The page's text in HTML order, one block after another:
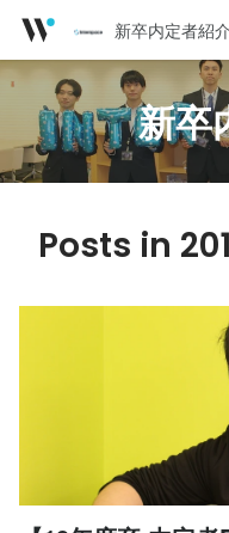
新卒内定者紹介
新卒
Posts in